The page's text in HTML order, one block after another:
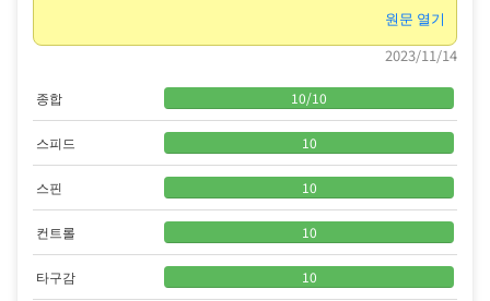
원문 열기
2023/11/14
종합 10/10
스피드 10
스핀 10
컨트롤 10
타구감 10